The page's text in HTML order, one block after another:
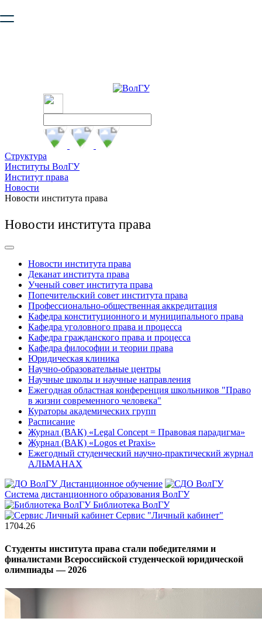
безопасную работу с сайтом. Пожалуйста
Структура
Институты ВолГУ
Институт права
Новости
Новости института права
Новости института права
Новости института права
Деканат института права
Ученый совет института права
Попечительский совет института права
Профессионально-общественная аккредитация
Кафедра конституционного и муниципального права
Кафедра уголовного права и процесса
Кафедра гражданского права и процесса
Кафедра философии и теории права
Юридическая клиника
Научно-образовательные центры
Научные школы и научные направления
Ежегодная областная конференция школьников "Право
в жизни современного человека"
Кураторы академических групп
Расписание
Журнал (ВАК) «Legal Concept = Правовая парадигма»
Журнал (ВАК) «Logos et Praxis»
Ежегодный студенческий научно-практический журнал
АЛЬМАНАХ
Дистанционное обучение
Система дистанционного образования ВолГУ
Библиотека ВолГУ
Сервис "Личный кабинет"
1704.26
Студенты института права стали победителями и
финалистами Всероссийской студенческой юридической
олимпиады — 2026